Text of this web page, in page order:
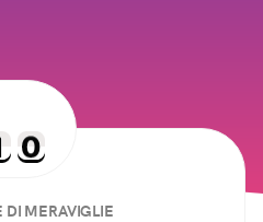
DI MERAVIGLIE